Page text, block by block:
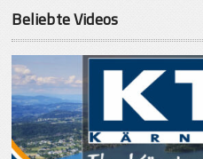
Beliebte Videos